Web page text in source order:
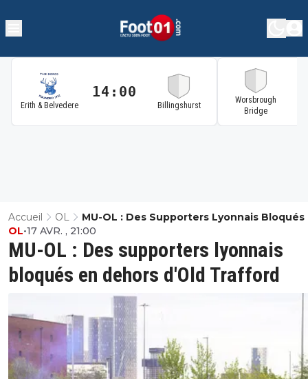
Erith & Belvedere
14:00
Billingshurst
Worsbrough
Bridge
Accueil OL
MU-OL : Des Supporters Lyonnais Bloqués
Dehors D'Old Trafford
MU-OL : Des supporters lyonnais
bloqués en dehors d'Old Trafford
OL•17 AVR. , 21:00